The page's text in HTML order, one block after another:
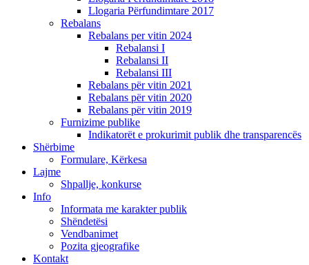
Llogaria Përfundimtare 2017
Rebalans
Rebalans per vitin 2024
Rebalansi I
Rebalansi II
Rebalansi III
Rebalans për vitin 2021
Rebalans për vitin 2020
Rebalans për vitin 2019
Furnizime publike
Indikatorët e prokurimit publik dhe transparencës
Shërbime
Formulare, Kërkesa
Lajme
Shpallje, konkurse
Info
Informata me karakter publik
Shëndetësi
Vendbanimet
Pozita gjeografike
Kontakt